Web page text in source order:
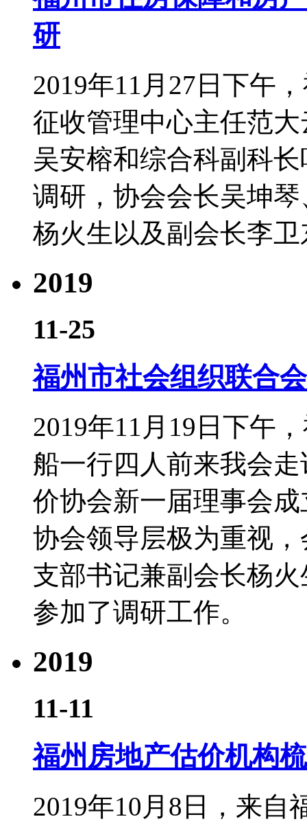
研
2019年11月27日下午
征收管理中心主任范
吴安榕和综合科副科
调研，协会会长吴坤
杨火生以及副会长李
2019
11-25
福州市社会组织联合
2019年11月19日下午
船一行四人前来我会
价协会新一届理事会
协会领导层极为重视
支部书记兼副会长杨
参加了调研工作。
2019
11-11
福州房地产估价机构
2019年10月8日，来自